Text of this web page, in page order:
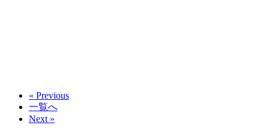
« Previous
一覧へ
Next »